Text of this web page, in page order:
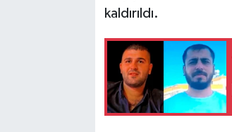
kaldırıldı.